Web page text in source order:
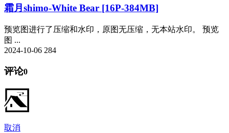
霜月shimo-White Bear [16P-384MB]
预览图进行了压缩和水印，原图无压缩，无本站水印。 预览
图 ...
2024-10-06 284
评论0
取消